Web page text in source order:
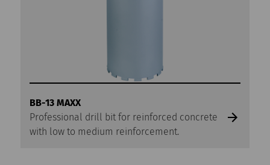
BB-13 MAXX
Professional drill bit for reinforced concrete
with low to medium reinforcement.